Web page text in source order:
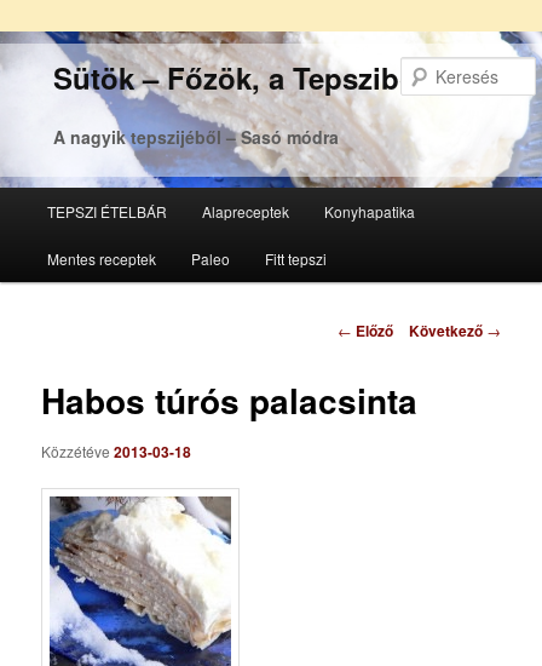
Sütök – Főzök, a Tepsziből
A nagyik tepszijéből – Sasó módra
Tovább
az
Tovább
a
TEPSZI ÉTELBÁR Alapreceptek Konyhapatika
Mentes receptek Paleo Fitt tepszi
Bejegyzés
← Előző Következő →
Habos túrós palacsinta
Közzétéve2013-03-18